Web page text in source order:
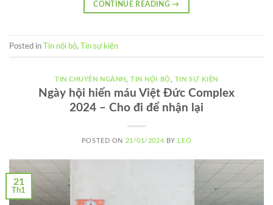
CONTINUE READING→
Posted in Tin nội bộ, Tin sự kiện
TIN CHUYÊN NGÀNH ,TIN NỘI BỘ, TIN SỰ KIỆN
Ngày hội hiến máu Việt Đức Complex
2024 – Cho đi để nhận lại
POSTED ON 21/01/2024 BY LEO
21
Th1